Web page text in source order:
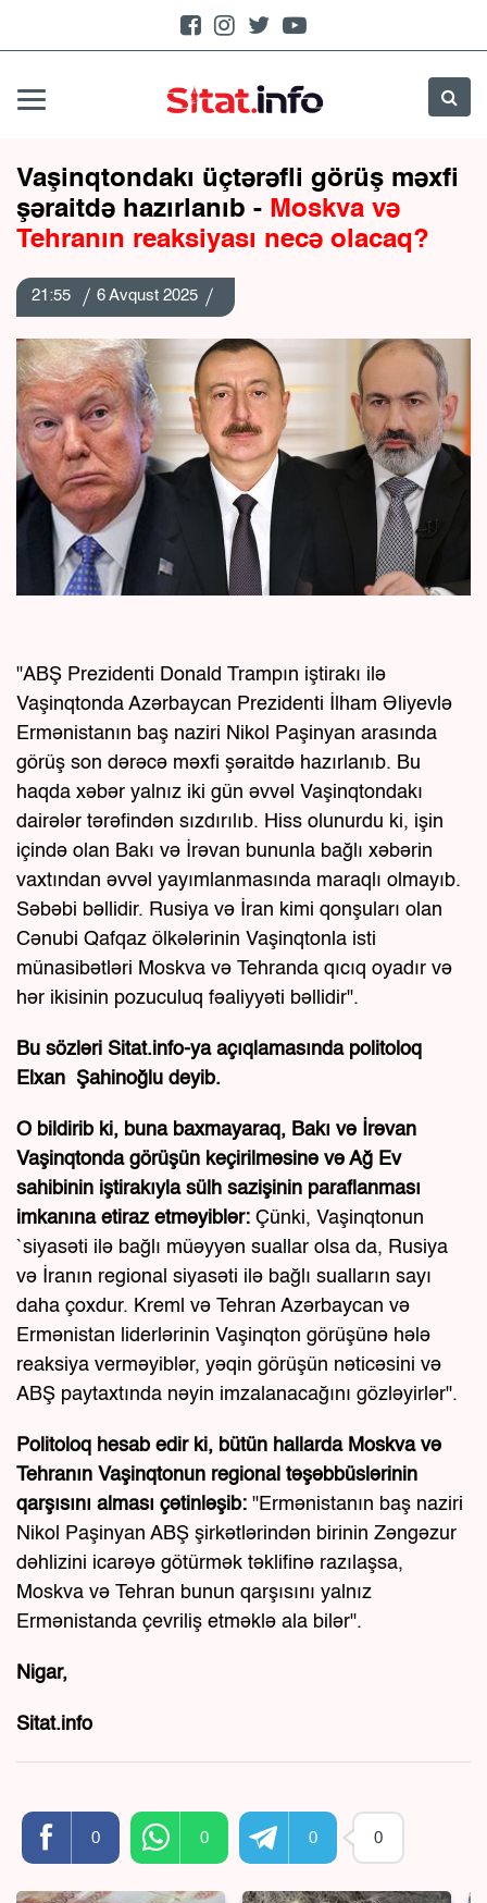
Vaşinqtondakı üçtərəfli görüş məxfi
şəraitdə hazırlanıb - Moskva və
Tehranın reaksiyası necə olacaq?
21:55 6 Avqust 2025
"ABŞ Prezidenti Donald Trampın iştirakı ilə
Vaşinqtonda Azərbaycan Prezidenti İlham Əliyevlə
Ermənistanın baş naziri Nikol Paşinyan arasında
görüş son dərəcə məxfi şəraitdə hazırlanıb. Bu
haqda xəbər yalnız iki gün əvvəl Vaşinqtondakı
dairələr tərəfindən sızdırılıb. Hiss olunurdu ki, işin
içində olan Bakı və İrəvan bununla bağlı xəbərin
vaxtından əvvəl yayımlanmasında maraqlı olmayıb.
Səbəbi bəllidir. Rusiya və İran kimi qonşuları olan
Cənubi Qafqaz ölkələrinin Vaşinqtonla isti
münasibətləri Moskva və Tehranda qıcıq oyadır və
hər ikisinin pozuculuq fəaliyyəti bəllidir".
Bu sözləri Sitat.info-ya açıqlamasında politoloq
Elxan Şahinoğlu deyib.
O bildirib ki, buna baxmayaraq, Bakı və İrəvan
Vaşinqtonda görüşün keçirilməsinə və Ağ Ev
sahibinin iştirakıyla sülh sazişinin paraflanması
imkanına etiraz etməyiblər: Çünki, Vaşinqtonun
`siyasəti ilə bağlı müəyyən suallar olsa da, Rusiya
və İranın regional siyasəti ilə bağlı sualların sayı
daha çoxdur. Kreml və Tehran Azərbaycan və
Ermənistan liderlərinin Vaşinqton görüşünə hələ
reaksiya verməyiblər, yəqin görüşün nəticəsini və
ABŞ paytaxtında nəyin imzalanacağını gözləyirlər".
Politoloq hesab edir ki, bütün hallarda Moskva və
Tehranın Vaşinqtonun regional təşəbbüslərinin
qarşısını alması çətinləşib: "Ermənistanın baş naziri
Nikol Paşinyan ABŞ şirkətlərindən birinin Zəngəzur
dəhlizini icarəyə götürmək təklifinə razılaşsa,
Moskva və Tehran bunun qarşısını yalnız
Ermənistanda çevriliş etməklə ala bilər".
Nigar,
Sitat.info
0 0 0 0